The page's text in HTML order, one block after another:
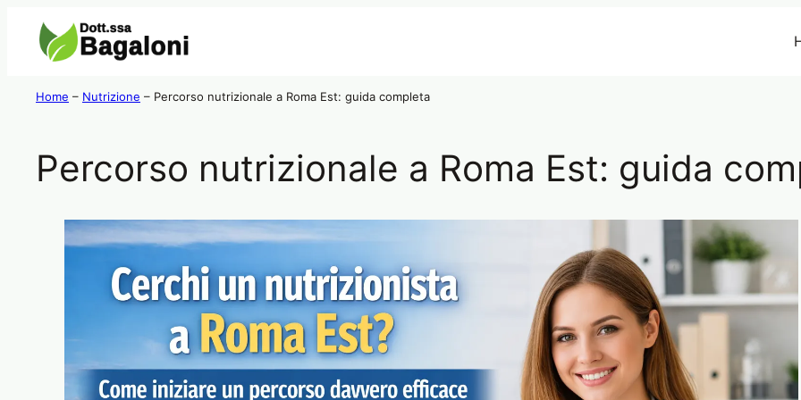
Home – Nutrizione – Percorso nutrizionale a Roma Est: guida completa
Percorso nutrizionale a Roma Est: guida